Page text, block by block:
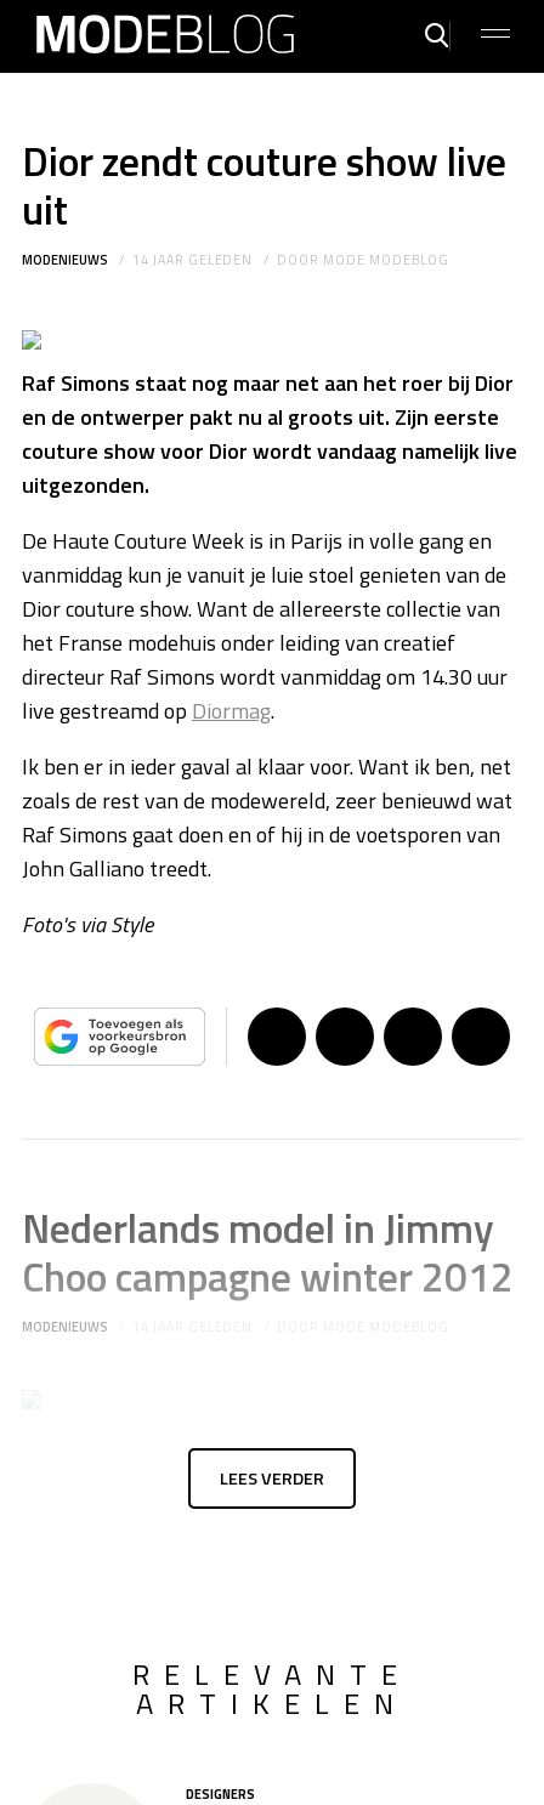
Dior zendt couture show live
uit
MODENIEUWS 14 JAAR GELEDEN DOOR MODE MODEBLOG
Raf Simons staat nog maar net aan het roer bij Dior
en de ontwerper pakt nu al groots uit. Zijn eerste
couture show voor Dior wordt vandaag namelijk live
uitgezonden.
De Haute Couture Week is in Parijs in volle gang en
vanmiddag kun je vanuit je luie stoel genieten van de
Dior couture show. Want de allereerste collectie van
het Franse modehuis onder leiding van creatief
directeur Raf Simons wordt vanmiddag om 14.30 uur
live gestreamd op Diormag.
Ik ben er in ieder gaval al klaar voor. Want ik ben, net
zoals de rest van de modewereld, zeer benieuwd wat
Raf Simons gaat doen en of hij in de voetsporen van
John Galliano treedt.
Foto's via Style
Nederlands model in Jimmy
Choo campagne winter 2012
MODENIEUWS
LEES VERDER
RELEVANTE
ARTIKELEN
DESIGNERS